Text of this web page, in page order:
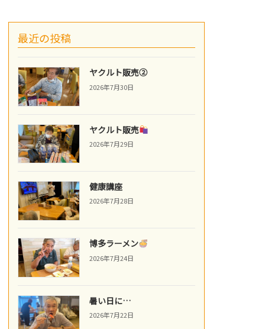
最近の投稿
ヤクルト販売②
2026年7月30日
ヤクルト販売
2026年7月29日
健康講座
2026年7月28日
博多ラーメン
2026年7月24日
暑い日に…
2026年7月22日